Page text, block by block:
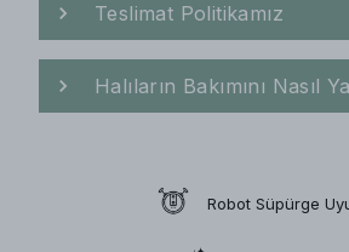
Teslimat Politikamız
Halıların Bakımını Nasıl
Robot Süpürge